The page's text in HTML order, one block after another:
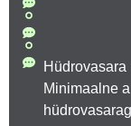
Minimaalne